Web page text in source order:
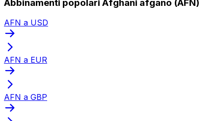
Abbinamenti popolari Afghani afgano (AFN)
AFN a USD
AFN a EUR
AFN a GBP